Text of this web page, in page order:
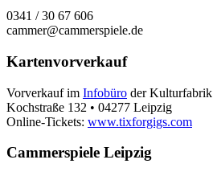
0341 / 30 67 606
cammer@cammerspiele.de
Kartenvorverkauf
Vorverkauf im Infobüro der Kulturfabrik
Kochstraße 132 • 04277 Leipzig
Online-Tickets: www.tixforgigs.com
Cammerspiele Leipzig